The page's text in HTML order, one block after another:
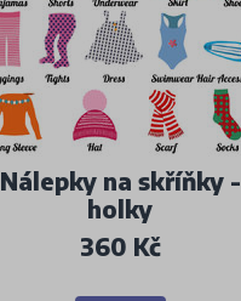
Nálepky na skříňky -
holky
360 Kč